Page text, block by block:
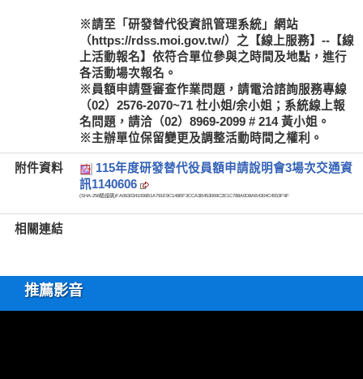
※請至「研發替代役資訊管理系統」網站
（https://rdss.moi.gov.tw/）之【線上服務】--【線
上活動報名】依符合單位參與之時間及地點，進行
各活動場次報名。
※員額申請暨審查作業問題，請電洽諮詢服務專線
（02）2576-2070~71 杜小姐/余小姐；系統線上報
名問題，請洽（02）8969-2099 # 214 黃小姐。
※主辦單位保留變更及調整活動時間之權利。
附件資料
115年度研發替代役員額申請說明會3場次交通資
訊1140606
(SHA-256驗證碼)FA0630341006B1A791E9C149BF3CCA3B453069C2E1C788A0D8AB4304C4553F9F
相關連結
推薦影音